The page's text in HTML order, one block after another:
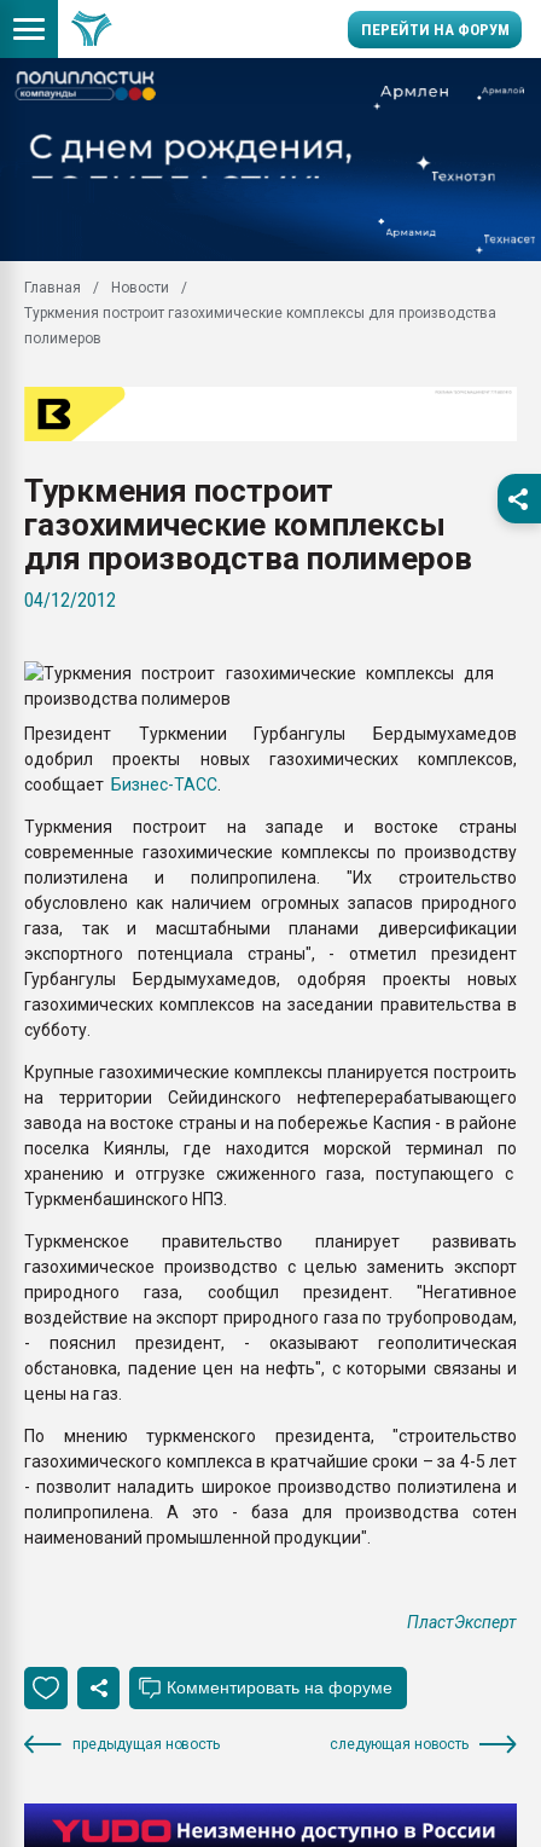
ПЕРЕЙТИ НА ФОРУМ
Вакуум-формовочные
ближайшее
28.07.2026
Всё, что касается
вакуумного
Продам отходы
поликарбоната и АБС-
Armaloy PC/ABS-1IM
Главная
Новости
Туркмения построит газохимические комплексы для производства
полимеров
Туркмения построит
газохимические комплексы
для производства полимеров
04/12/2012
Президент Туркмении Гурбангулы Бердымухамедов
одобрил проекты новых газохимических комплексов,
сообщает Бизнес-ТАСС
Туркмения построит на западе и востоке страны
современные газохимические комплексы по производству
полиэтилена и полипропилена. "Их строительство
обусловлено как наличием огромных запасов природного
газа, так и масштабными планами диверсификации
экспортного потенциала страны", - отметил президент
Гурбангулы Бердымухамедов, одобряя проекты новых
газохимических комплексов на заседании правительства в
субботу.
Крупные газохимические комплексы планируется построить
на территории Сейидинского нефтеперерабатывающего
завода на востоке страны и на побережье Каспия - в районе
поселка Киянлы, где находится морской терминал по
хранению и отгрузке сжиженного газа, поступающего с
Туркменбашинского НПЗ.
Туркменское правительство планирует развивать
газохимическое производство с целью заменить экспорт
природного газа, сообщил президент. "Негативное
воздействие на экспорт природного газа по трубопроводам,
- пояснил президент, - оказывают геополитическая
обстановка, падение цен на нефть", с которыми связаны и
цены на газ.
По мнению туркменского президента, "строительство
газохимического комплекса в кратчайшие сроки – за 4-5 лет
- позволит наладить широкое производство полиэтилена и
полипропилена. А это - база для производства сотен
наименований промышленной продукции".
ПластЭксперт
предыдущая новость следующая новость